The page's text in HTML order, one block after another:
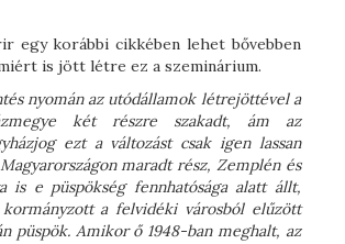
egy korábbi cikkében lehet bővebben
is jött létre ez a szeminárium.
nyomán az utódállamok létrejöttével a
két részre szakadt, ám az
ezt a változást csak igen lassan
maradt rész, Zemplén és
is e püspökség fennhatósága alatt állt,
a felvidéki városból elűzött
püspök. Amikor ő 1948-ban meghalt, az